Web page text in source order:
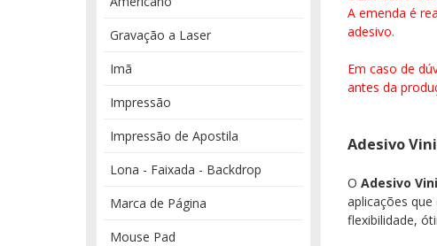
Gravação a Laser
Imã
Impressão
Impressão de Apostila
Lona - Faixada - Backdrop
Marca de Página
Mouse Pad
A emenda é
adesivo.
Em caso de
antes da
Adesivo
O Adesivo
aplicações que
flexibilidade,